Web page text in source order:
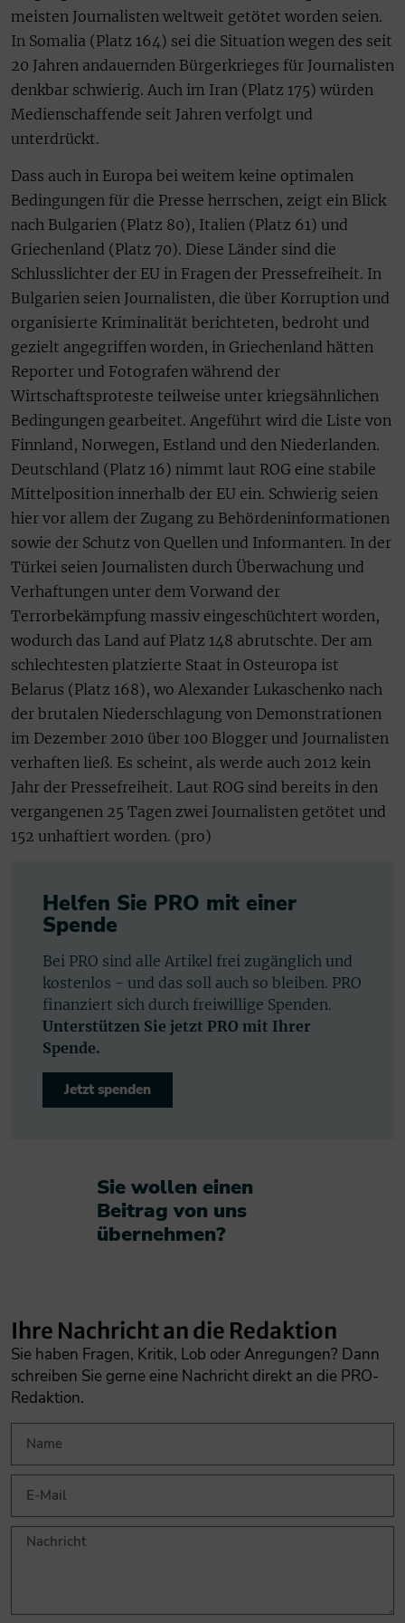
meisten Journalisten weltweit getötet worden seien.
In Somalia (Platz 164) sei die Situation wegen des seit
20 Jahren andauernden Bürgerkrieges für Journalisten
denkbar schwierig. Auch im Iran (Platz 175) würden
Medienschaffende seit Jahren verfolgt und
unterdrückt.
Dass auch in Europa bei weitem keine optimalen
Bedingungen für die Presse herrschen, zeigt ein Blick
nach Bulgarien (Platz 80), Italien (Platz 61) und
Griechenland (Platz 70). Diese Länder sind die
Schlusslichter der EU in Fragen der Pressefreiheit. In
Bulgarien seien Journalisten, die über Korruption und
organisierte Kriminalität berichteten, bedroht und
gezielt angegriffen worden, in Griechenland hätten
Reporter und Fotografen während der
Wirtschaftsproteste teilweise unter kriegsähnlichen
Bedingungen gearbeitet. Angeführt wird die Liste von
Finnland, Norwegen, Estland und den Niederlanden.
Deutschland (Platz 16) nimmt laut ROG eine stabile
Mittelposition innerhalb der EU ein. Schwierig seien
hier vor allem der Zugang zu Behördeninformationen
sowie der Schutz von Quellen und Informanten. In der
Türkei seien Journalisten durch Überwachung und
Verhaftungen unter dem Vorwand der
Terrorbekämpfung massiv eingeschüchtert worden,
wodurch das Land auf Platz 148 abrutschte. Der am
schlechtesten platzierte Staat in Osteuropa ist
Belarus (Platz 168), wo Alexander Lukaschenko nach
der brutalen Niederschlagung von Demonstrationen
im Dezember 2010 über 100 Blogger und Journalisten
verhaften ließ. Es scheint, als werde auch 2012 kein
Jahr der Pressefreiheit. Laut ROG sind bereits in den
vergangenen 25 Tagen zwei Journalisten getötet und
152 unhaftiert worden. (pro)
Helfen Sie PRO mit einer
Spende
Bei PRO sind alle Artikel frei zugänglich und
kostenlos - und das soll auch so bleiben. PRO
finanziert sich durch freiwillige Spenden.
Unterstützen Sie jetzt PRO mit Ihrer
Spende.
Jetzt spenden
Sie wollen einen
Beitrag von uns
übernehmen?​
Ihre Nachricht an die Redaktion
Sie haben Fragen, Kritik, Lob oder Anregungen? Dann
schreiben Sie gerne eine Nachricht direkt an die PRO-
Redaktion.